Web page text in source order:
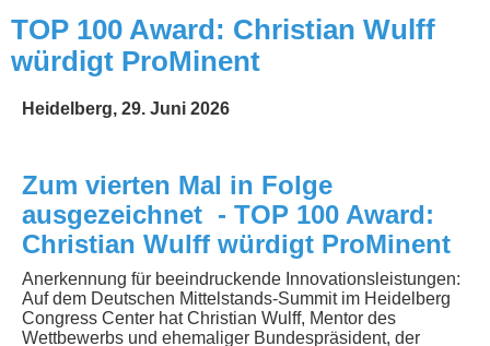
TOP 100 Award: Christian Wulff
würdigt ProMinent
Heidelberg, 29. Juni 2026
Zum vierten Mal in Folge
ausgezeichnet - TOP 100 Award:
Christian Wulff würdigt ProMinent
Anerkennung für beeindruckende Innovationsleistungen:
Auf dem Deutschen Mittelstands-Summit im Heidelberg
Congress Center hat Christian Wulff, Mentor des
Wettbewerbs und ehemaliger Bundespräsident, der